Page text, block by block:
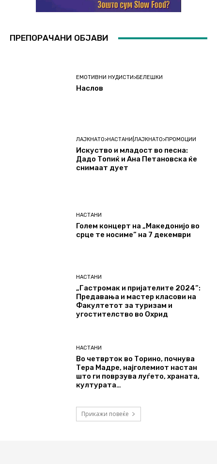
ПРЕПОРАЧАНИ ОБЈАВИ
ЕМОТИВНИ НУДИСТИ>БЕЛЕШКИ
Наслов
ЛАЈКНАТО>НАСТАНИ|ЛАЈКНАТО>ПРОМОЦИИ
Искуство и младост во песна:
Дадо Топиќ и Ана Петановска ќе
снимаат дует
НАСТАНИ
Голем концерт на „Македонијо во
срце те носиме“ на 7 декември
НАСТАНИ
„Гастромак и пријателите 2024“:
Предавања и мастер класови на
Факултетот за туризам и
угостителство во Охрид
НАСТАНИ
Во четврток во Торино, почнува
Тера Мадре, најголемиот настан
што ги поврзува луѓето, храната,
културата…
Прикажи повеќе